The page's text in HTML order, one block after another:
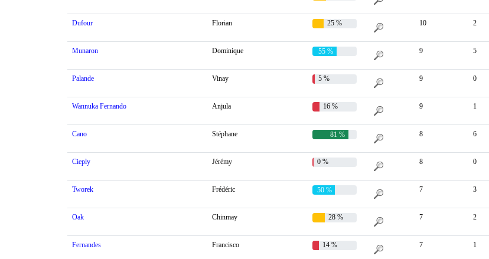
Dufour Florian 25 % 10 2
Munaron Dominique 55 % 9 5
Palande Vinay 5 % 9 0
Wannuka Fernando Anjula 16 % 9 1
Cano Stéphane 81 % 8 6
Cieply Jérémy 0 % 8 0
Tworek Frédéric 50 % 7 3
Oak Chinmay 28 % 7 2
Fernandes Francisco 14 % 7 1